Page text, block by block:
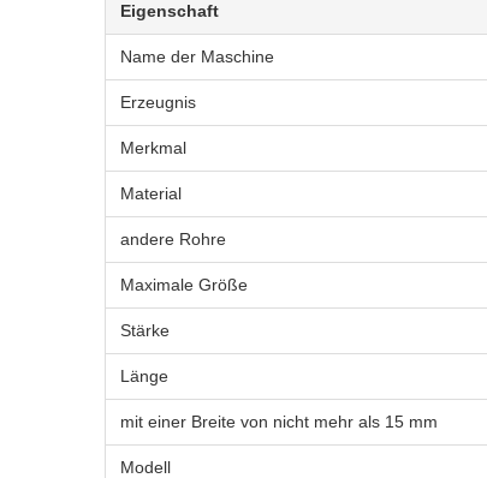
Eigenschaft
Name der Maschine
Erzeugnis
Merkmal
Material
andere Rohre
Maximale Größe
Stärke
Länge
mit einer Breite von nicht mehr als 15 mm
Modell